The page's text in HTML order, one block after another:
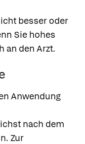
besser oder
Sie hohes
an den Arzt.
Anwendung
nach dem
Zur